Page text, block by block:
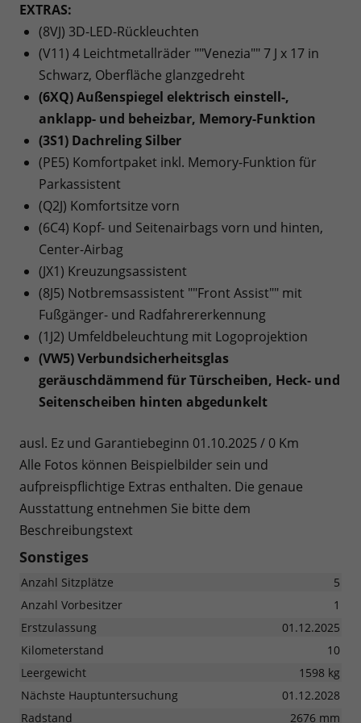
EXTRAS:
(8VJ) 3D-LED-Rückleuchten
(V11) 4 Leichtmetallräder ""Venezia"" 7 J x 17 in
Schwarz, Oberfläche glanzgedreht
(6XQ) Außenspiegel elektrisch einstell-,
anklapp- und beheizbar, Memory-Funktion
(3S1) Dachreling Silber
(PE5) Komfortpaket inkl. Memory-Funktion für
Parkassistent
(Q2J) Komfortsitze vorn
(6C4) Kopf- und Seitenairbags vorn und hinten,
Center-Airbag
(JX1) Kreuzungsassistent
(8J5) Notbremsassistent ""Front Assist"" mit
Fußgänger- und Radfahrererkennung
(1J2) Umfeldbeleuchtung mit Logoprojektion
(VW5) Verbundsicherheitsglas
geräuschdämmend für Türscheiben, Heck- und
Seitenscheiben hinten abgedunkelt
ausl. Ez und Garantiebeginn 01.10.2025 / 0 Km
Alle Fotos können Beispielbilder sein und
aufpreispflichtige Extras enthalten. Die genaue
Ausstattung entnehmen Sie bitte dem
Beschreibungstext
Sonstiges
Anzahl Sitzplätze
5
Anzahl Vorbesitzer
1
Erstzulassung
01.12.2025
Kilometerstand
10
Leergewicht
1598 kg
Nächste Hauptuntersuchung
01.12.2028
Radstand
2676 mm